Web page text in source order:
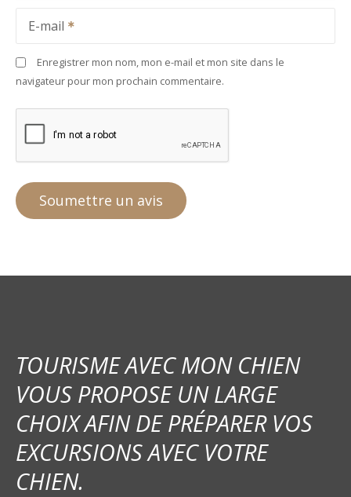
E-mail
Enregistrer mon nom, mon e-mail et mon site dans le
navigateur pour mon prochain commentaire.
TOURISME AVEC MON CHIEN
VOUS PROPOSE UN LARGE
CHOIX AFIN DE PRÉPARER VOS
EXCURSIONS AVEC VOTRE
CHIEN.